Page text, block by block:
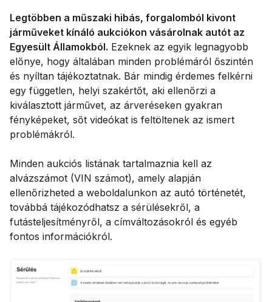
Legtöbben a műszaki hibás, forgalomból kivont
járműveket kínáló aukciókon vásárolnak autót az
Egyesült Államokból. Ezeknek az egyik legnagyobb
előnye, hogy általában minden problémáról őszintén
és nyíltan tájékoztatnak. Bár mindig érdemes felkérni
egy független, helyi szakértőt, aki ellenőrzi a
kiválasztott járművet, az árveréseken gyakran
fényképeket, sőt videókat is feltöltenek az ismert
problémákról.
Minden aukciós listának tartalmaznia kell az
alvázszámot (VIN számot), amely alapján
ellenőrizheted a weboldalunkon az autó történetét,
továbbá tájékozódhatsz a sérülésekről, a
futásteljesítményről, a címváltozásokról és egyéb
fontos információkról.